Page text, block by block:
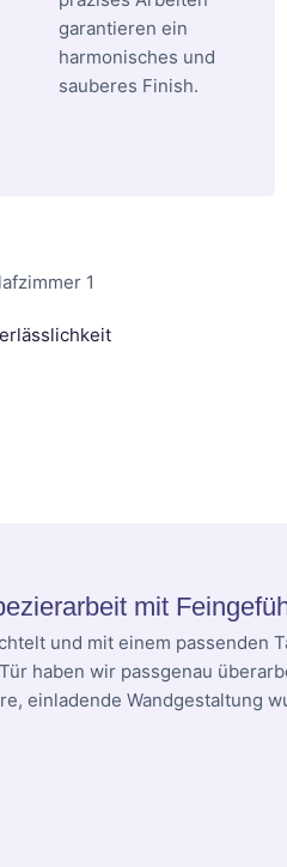
garantieren ein
harmonisches und
sauberes Finish.
mit
und mit einem passenden
haben wir passgenau
einladende Wandgestaltung